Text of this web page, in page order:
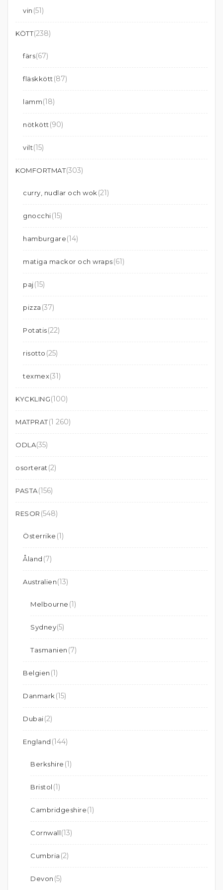
vin (51)
KÖTT(238)
färs(67)
fläskkött (87)
lamm(18)
nötkött (90)
vilt(15)
KOMFORTMAT(303)
curry, nudlar och wok (21)
gnocchi(15)
hamburgare(14)
matiga mackor och wraps(61)
paj(15)
pizza (37)
Potatis(22)
risotto (25)
texmex(31)
KYCKLING(100)
MATPRAT(1 260)
ODLA(35)
osorterat (2)
PASTA(156)
RESOR (548)
Österrike (1)
Åland (7)
Australien(13)
Melbourne (1)
Sydney(5)
Tasmanien (7)
Belgien (1)
Danmark (15)
Dubai(2)
England (144)
Berkshire (1)
Bristol (1)
Cambridgeshire(1)
Cornwall(13)
Cumbria (2)
Devon (5)